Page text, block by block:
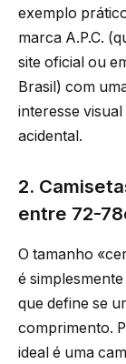
exemplo
marca A.P.C.
site oficial ou
Brasil) com
interesse
acidental.
2.
entre 72-
O tamanho
é
que define se
comprimento.
ideal é uma